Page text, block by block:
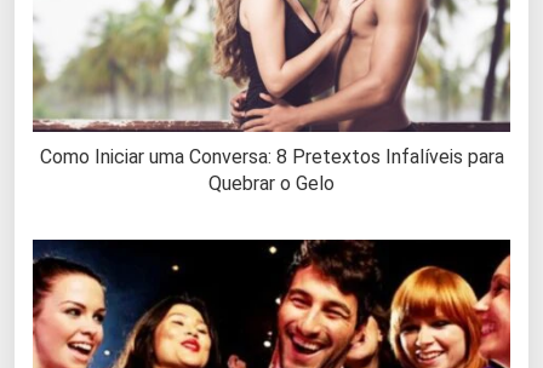
Como Iniciar uma Conversa: 8 Pretextos Infalíveis para
Quebrar o Gelo